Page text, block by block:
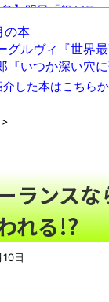
】明日「銀だこ
パソコンの雑誌
報】八田與一容疑
男も女もよく笑う
達員からのお願い
議論】近代日本
】高速道路を走
】月曜から東日
画】熊本地震発生
男女同
の本
グルヴィ『世界
『いつか深い穴
した本はこちらか
>
ランス
れる!?
日